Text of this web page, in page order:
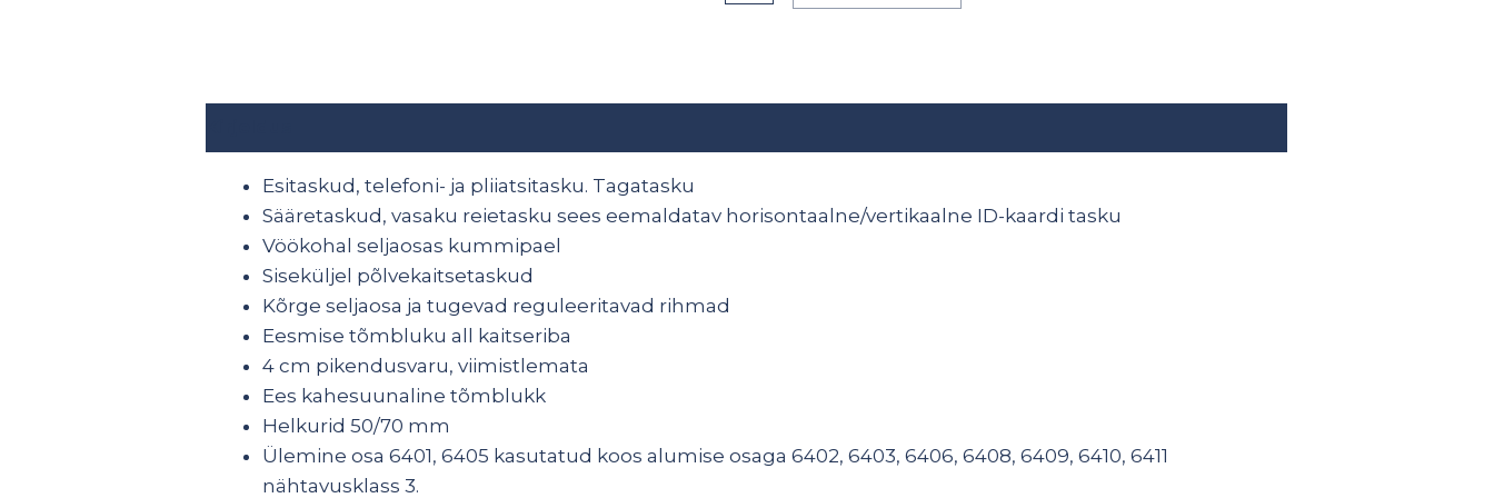
Esitaskud, telefoni- ja pliiatsitasku. Tagatasku
Sääretaskud, vasaku reietasku sees eemaldatav horisontaalne/vertikaalne ID-kaardi tasku
Vöökohal seljaosas kummipael
Siseküljel põlvekaitsetaskud
Kõrge seljaosa ja tugevad reguleeritavad rihmad
Eesmise tõmbluku all kaitseriba
4 cm pikendusvaru, viimistlemata
Ees kahesuunaline tõmblukk
Helkurid 50/70 mm
Ülemine osa 6401, 6405 kasutatud koos alumise osaga 6402, 6403, 6406, 6408, 6409, 6410, 6411
nähtavusklass 3.